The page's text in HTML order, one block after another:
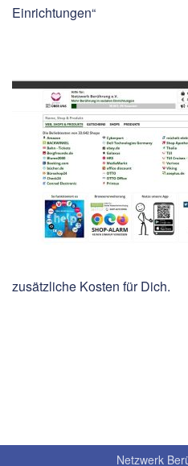
Einrichtungen“
zusätzliche Kosten für Dich.
Netzwerk